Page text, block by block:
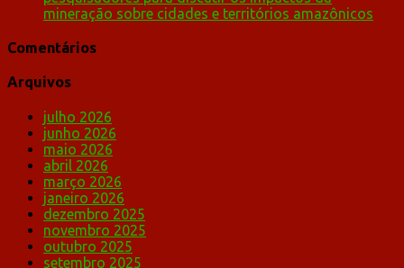
mineração sobre cidades e territórios amazônicos
Comentários
Arquivos
julho 2026
junho 2026
maio 2026
abril 2026
março 2026
janeiro 2026
dezembro 2025
novembro 2025
outubro 2025
setembro 2025